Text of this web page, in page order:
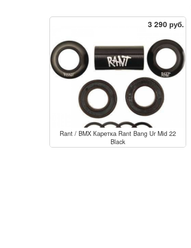
3 290 руб.
Rant / BMX Каретка Rant Bang Ur Mid 22
Black